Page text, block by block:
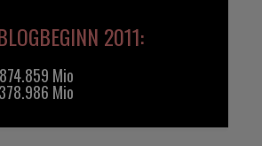
2011:
Mio
Mio